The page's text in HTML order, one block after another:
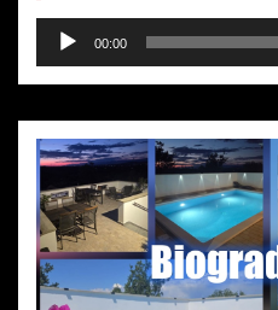
Audio-
Player
00:00